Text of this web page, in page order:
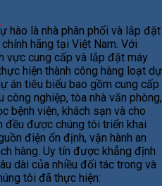
hào là nhà phân phối và lắp đặt
hãng tại Việt Nam. Với
vực cung cấp và lắp đặt máy
hiện thành công hàng loạt dự
án tiêu biểu bao gồm cung cấp
nghiệp, tòa nhà văn phòng,
bệnh viện, khách sạn và cho
đều được chúng tôi triển khai
điện ổn định, vận hành an
hàng. Uy tín được khẳng định
dài của nhiều đối tác trong và
tôi đã thực hiện: